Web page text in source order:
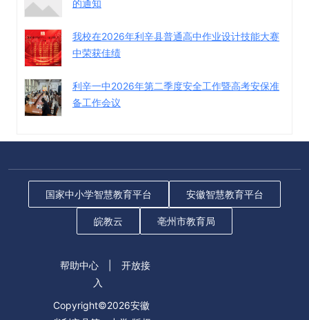
的通知
我校在2026年利辛县普通高中作业设计技能大赛
中荣获佳绩
利辛一中2026年第二季度安全工作暨高考安保准
备工作会议
国家中小学智慧教育平台 安徽智慧教育平台
皖教云 亳州市教育局
帮助中心
开放接
入
Copyright©2026安徽